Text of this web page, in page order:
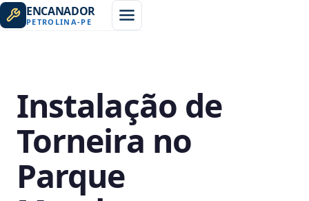
ENCANADOR
PETROLINA-PE
Instalação de
Torneira no
Parque